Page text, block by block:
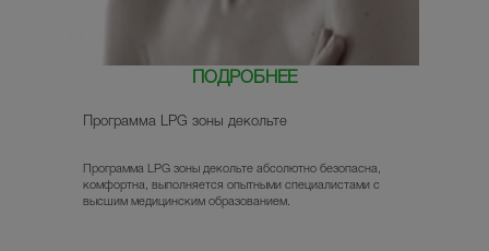
ПОДРОБНЕЕ
Программа LPG зоны декольте
Программа LPG зоны декольте абсолютно безопасна,
комфортна, выполняется опытными специалистами с
высшим медицинским образованием.